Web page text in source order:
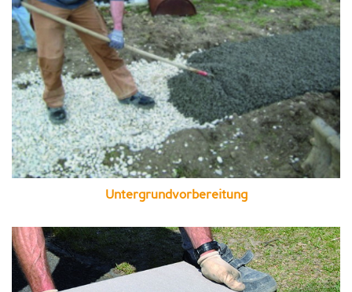
Untergrundvorbereitung